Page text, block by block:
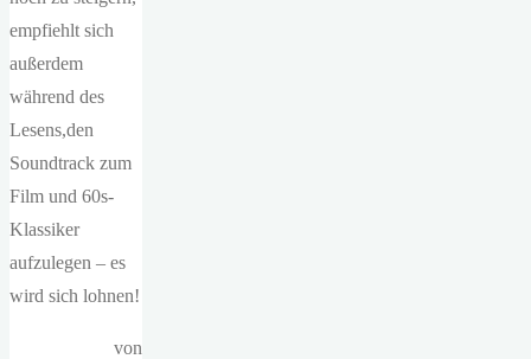
empfiehlt sich
außerdem
während des
Lesens,den
Soundtrack zum
Film und 60s-
Klassiker
aufzulegen – es
wird sich lohnen!
von